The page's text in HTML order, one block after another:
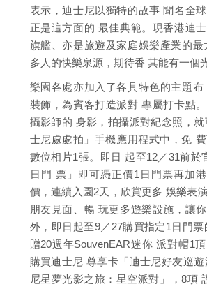
表示，迪士尼以獨特的故事 聞名全
正是這方面的 最佳典範。現香港迪
旗艦、亦是旅遊及家庭娛樂產業的最
多人的快樂泉源，期待香 其能有一個
樂園各處亦加入了各具特色的主題布
裝飾，為賓客打造派對 專屬打卡點
攝影師的 身影，拍攝派對紀念照，就
士尼處處拍」手機應用程式中，免
數位相片1張。即日 起至12／31前於
日門 票」即可憑正價1日門票再加
價，連續入園2天，欣賞更多 娛樂表
朋友見面、暢 玩更多遊樂設施，讓
外，即日起至9／27購買指定1日門
贈20週年SouvenEAR迷你 派對帽1
購買迪士尼 尊享卡「迪士尼好友巡
尼星夢光影之旅：星空派對」，8項